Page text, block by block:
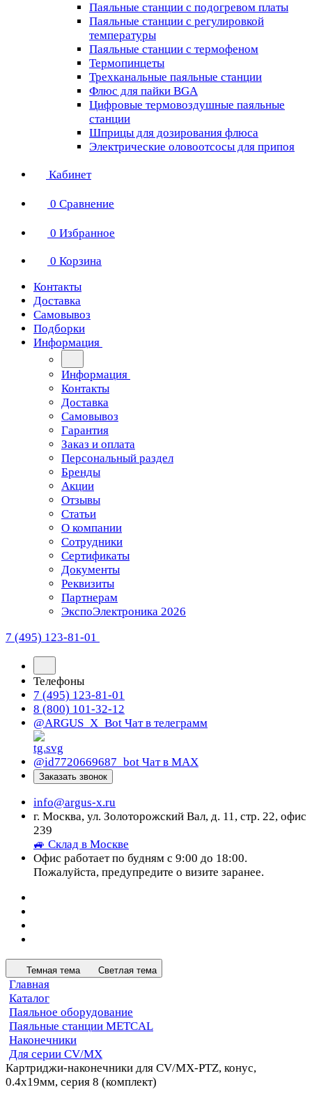
Паяльные станции с подогревом платы
Паяльные станции с регулировкой
температуры
Паяльные станции с термофеном
Термопинцеты
Трехканальные паяльные станции
Флюс для пайки BGA
Цифровые термовоздушные паяльные
станции
Шприцы для дозирования флюса
Электрические оловоотсосы для припоя
Кабинет
0 Сравнение
0 Избранное
0 Корзина
Контакты
Доставка
Самовывоз
Подборки
Информация
Информация
Контакты
Доставка
Самовывоз
Гарантия
Заказ и оплата
Персональный раздел
Бренды
Акции
Отзывы
Статьи
О компании
Сотрудники
Сертификаты
Документы
Реквизиты
Партнерам
ЭкспоЭлектроника 2026
7 (495) 123-81-01
Телефоны
7 (495) 123-81-01
8 (800) 101-32-12
@ARGUS_X_Bot Чат в телеграмм
@id7720669687_bot Чат в МАХ
Заказать звонок
info@argus-x.ru
г. Москва, ул. Золоторожский Вал, д. 11, стр. 22, офис
239
🚙 Склад в Москве
Офис работает по будням с 9:00 до 18:00.
Пожалуйста, предупредите о визите заранее.
Темная тема Светлая тема
Главная
Каталог
Паяльное оборудование
Паяльные станции METCAL
Наконечники
Для серии CV/MX
Картриджи-наконечники для CV/MX-PTZ, конус,
0.4х19мм, серия 8 (комплект)